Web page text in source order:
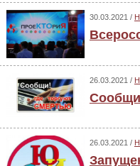
30.03.2021 /
26.03.2021 /
26.03.2021 /